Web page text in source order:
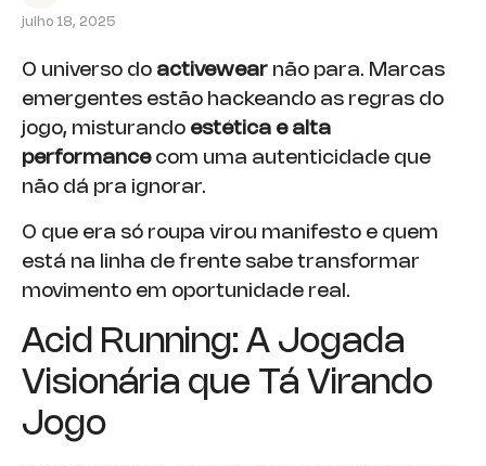
julho 18, 2025
O universo do activewear não para. Marcas
emergentes estão hackeando as regras do
jogo, misturando estética e alta
performancecom uma autenticidade que
não dá pra ignorar.
O que era só roupa virou manifesto e quem
está na linha de frente sabe transformar
movimento em oportunidade real.
Acid Running: A Jogada
Visionária que Tá Virando
Jogo